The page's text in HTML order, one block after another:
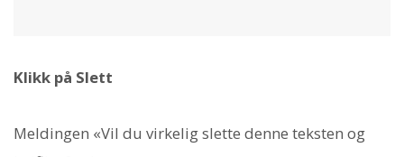
Klikk på Slett
Meldingen «Vil du virkelig slette denne teksten og